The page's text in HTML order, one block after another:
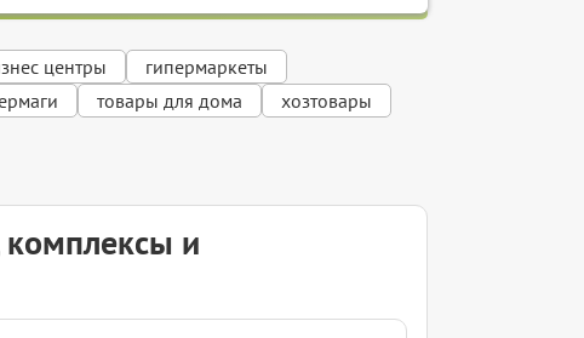
центры
гипермаркеты
товары для дома хозтовары
и